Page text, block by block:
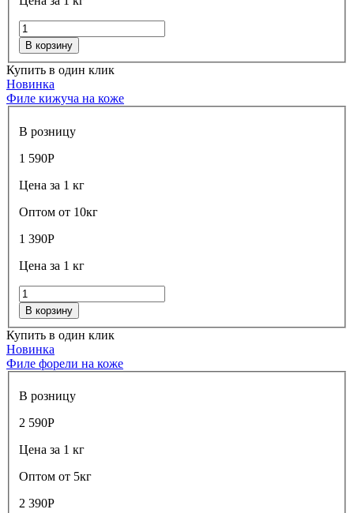
В корзину
Купить в один клик
Новинка
Филе кижуча на коже
В розницу
1 590Р
Цена за 1 кг
Оптом от 10кг
1 390Р
Цена за 1 кг
В корзину
Купить в один клик
Новинка
Филе форели на коже
В розницу
2 590Р
Цена за 1 кг
Оптом от 5кг
2 390Р